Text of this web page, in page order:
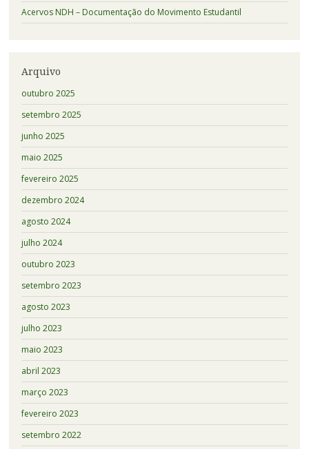
Acervos NDH – Documentação do Movimento Estudantil
Arquivo
outubro 2025
setembro 2025
junho 2025
maio 2025
fevereiro 2025
dezembro 2024
agosto 2024
julho 2024
outubro 2023
setembro 2023
agosto 2023
julho 2023
maio 2023
abril 2023
março 2023
fevereiro 2023
setembro 2022